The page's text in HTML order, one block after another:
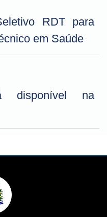
RDT para
em Saúde
disponível na